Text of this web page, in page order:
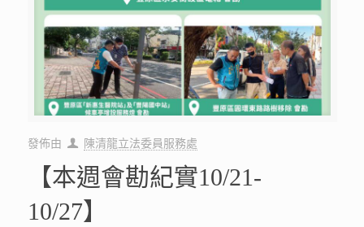
發佈由 陳清龍立法委員服務處
【本週會勘紀實10/21-
10/27】